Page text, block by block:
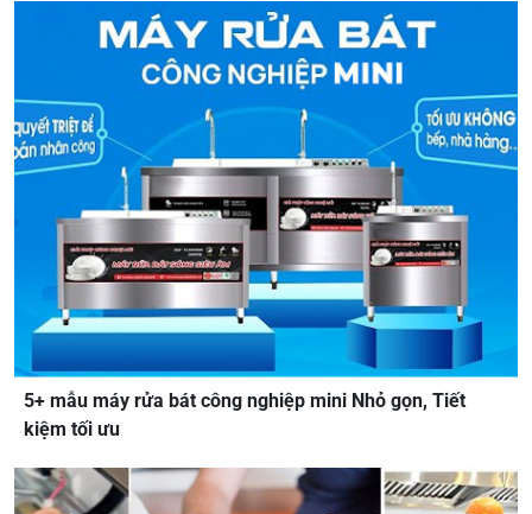
5+ mẫu máy rửa bát công nghiệp mini Nhỏ gọn, Tiết
kiệm tối ưu